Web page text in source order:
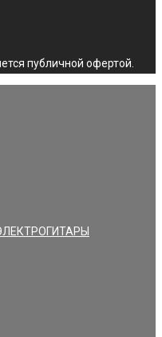
публичной офертой.